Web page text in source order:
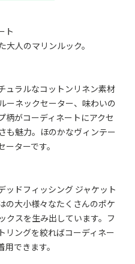
ト
大人のマリンルック。
ュラルなコットンリネン素材
ーネックセーター、味わいの
柄がコーディネートにアクセ
も魅力。ほのかなヴィンテー
ターです。
ッドフィッシング ジャケット
の大小様々なたくさんのポケ
クスを生み出しています。フ
リングを絞ればコーディネー
できます。